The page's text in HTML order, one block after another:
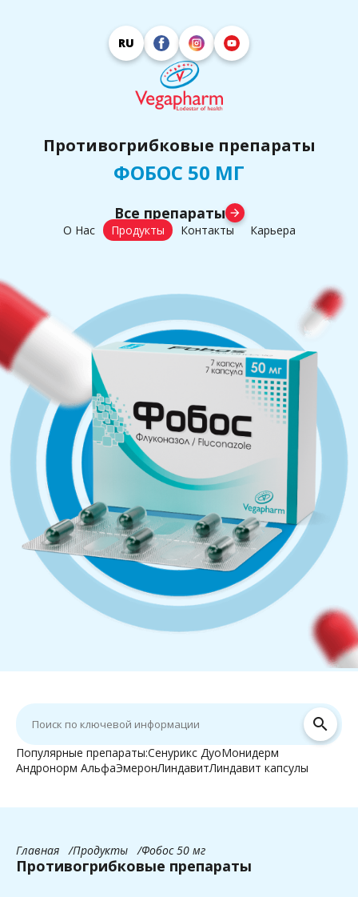
RU
Противогрибковые препараты
ФОБОС 50 МГ
Все препараты arrow_forward
О Нас Продукты Контакты Карьера
search
Популярные препараты:Сенурикс ДуоМонидерм
Андронорм АльфаЭмеронЛиндавитЛиндавит капсулы
Противогрибковые препараты
Главная Продукты Фобос 50 мг